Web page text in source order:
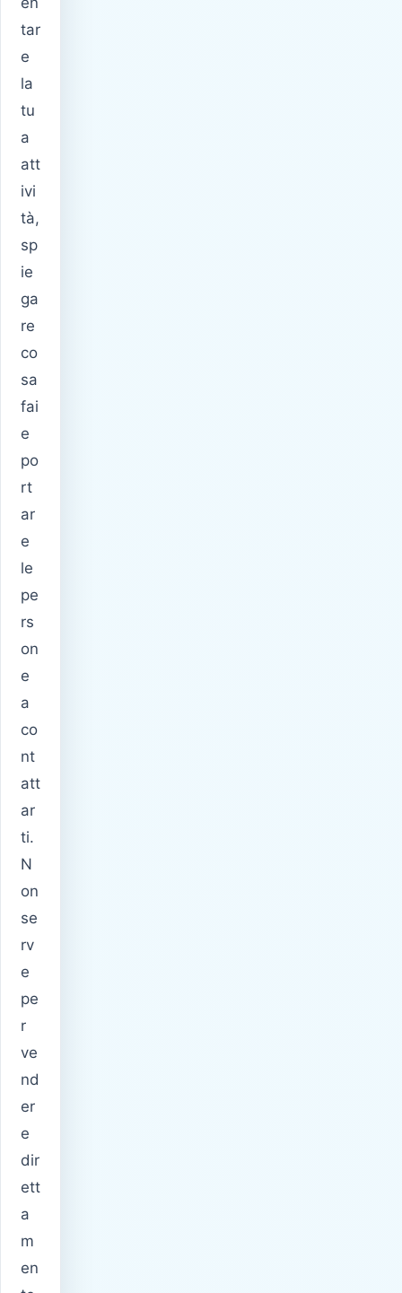
tar
e
la
tu
a
att
ivi
tà,
sp
ie
ga
re
co
sa
fai
e
po
rt
ar
e
le
pe
rs
on
e
a
co
nt
att
ar
ti.
N
on
se
rv
e
pe
r
ve
nd
er
e
dir
ett
a
m
en